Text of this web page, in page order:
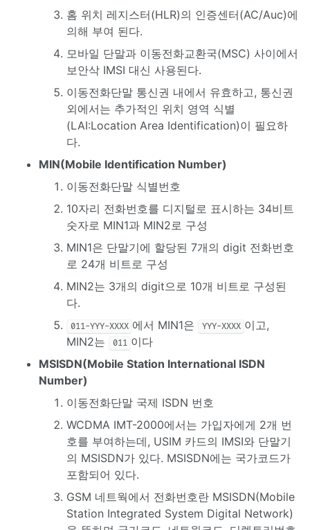
홈 위치 레지스터(HLR)의 인증센터(AC/Auc)에
의해 부여 된다.
모바일 단말과 이동전화교환국(MSC) 사이에서
보안삭 IMSI 대신 사용된다.
이동전화단말 통신권 내에서 유효하고, 통신권
외에서는 추가적인 위치 영역 식별
(LAI:Location Area Identification)이 필요하
다.
MIN(Mobile Identification Number)
이동전화단말 식별번호
10자리 전화번호를 디지털로 표시하는 34비트
숫자로 MIN1과 MIN2로 구성
MIN1은 단말기에 할당된 7개의 digit 전화번호
로 24개 비트로 구성
MIN2는 3개의 digit으로 10개 비트로 구성된
다.
011-YYY-XXXX 에서 MIN1은 YYY-XXXX 이고,
MIN2는
011 이다
MSISDN(Mobile Station International ISDN
Number)
이동전화단말 국제 ISDN 번호
WCDMA IMT-2000에서는 가입자에게 2개 번
호를 부여하는데, USIM 카드의 IMSI와 단말기
의 MSISDN가 있다. MSISDN에는 국가코드가
포함되어 있다.
GSM 네트웍에서 전화번호란 MSISDN(Mobile
Station Integrated System Digital Network)